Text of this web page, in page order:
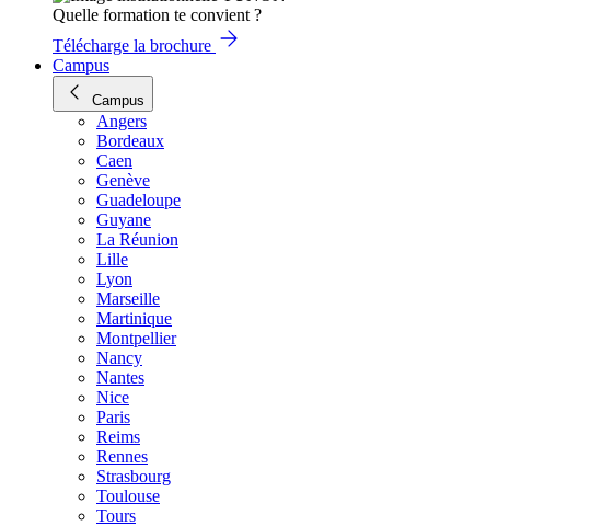
Quelle formation te convient ?
Télécharge la brochure
Campus
Campus
Angers
Bordeaux
Caen
Genève
Guadeloupe
Guyane
La Réunion
Lille
Lyon
Marseille
Martinique
Montpellier
Nancy
Nantes
Nice
Paris
Reims
Rennes
Strasbourg
Toulouse
Tours